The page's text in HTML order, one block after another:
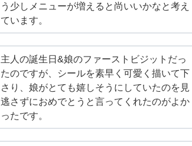
う少しメニューが増えると尚いいかなと考え
ています。
主人の誕生日&娘のファーストビジットだっ
たのですが、シールを素早く可愛く描いて下
さり、娘がとても嬉しそうにしていたのを見
逃さずにおめでとうと言ってくれたのがよか
ったです。